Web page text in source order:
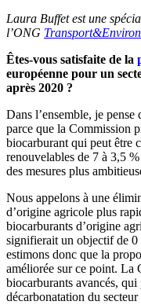
Laura Buffet est une
l’ONG
Êtes-vous satisfaite de la
européenne pour un
après 2020 ?
Dans l’ensemble, je pense
parce que la Commission
biocarburant qui peut être
renouvelables de 7 à 3,5
des mesures plus
Nous appelons à une
d’origine agricole plus
biocarburants d’origine
signifierait un objectif de 0
estimons donc que la
améliorée sur ce point. La
biocarburants avancés,
décarbonatation du